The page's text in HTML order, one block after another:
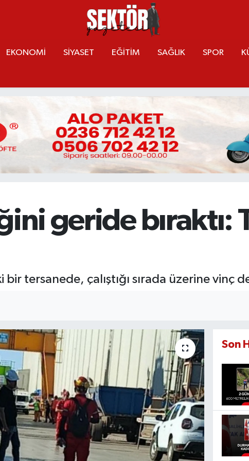
EKONOMİ SİYASET EĞİTİM SAĞLIK SPOR
geride bıraktı:
bir tersanede, çalıştığı sırada üzerine vinç
Son